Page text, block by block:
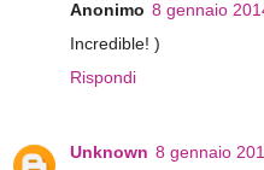
Anonimo 8 gennaio
Incredible! )
Rispondi
Unknown 8 gennaio